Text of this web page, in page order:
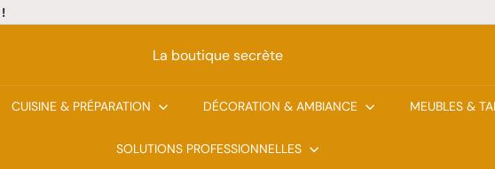
La boutique secrète
CUISINE & PRÉPARATION DÉCORATION & AMBIANCE MEUBLES &
SOLUTIONS PROFESSIONNELLES